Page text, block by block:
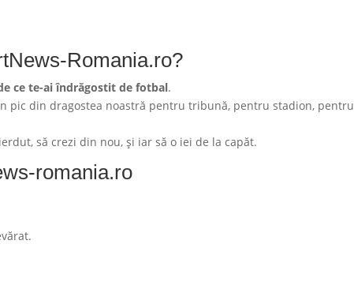
Romania.ro?
ce te-ai îndrăgostit de fotbal.
pic din dragostea noastră pentru tribună, pentru stadion, pentru
să crezi din nou, și iar să o iei de la capăt.
romania.ro